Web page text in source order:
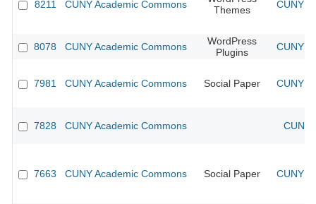
8211 CUNY Academic Commons
Themes
CUNY
8078 CUNY Academic Commons
WordPress
Plugins
CUNY
7981 CUNY Academic Commons Social Paper CUNY
7828 CUNY Academic Commons CUNY
7663 CUNY Academic Commons Social Paper CUNY